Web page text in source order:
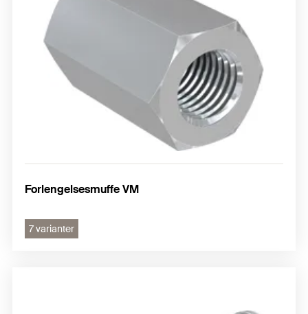
Forlengelsesmuffe VM
7 varianter